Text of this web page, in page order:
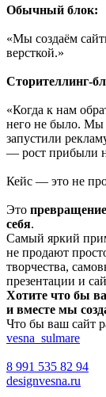
Обычный блок:
«Мы создаём
версткой.»
Сторителлинг-
«Когда к нам
него не было. Мы
запустили
— рост прибыли
Кейс — это не
Это
себя.
Самый яркий
не продают
творчества,
презентации и
Хотите что бы
и вместе мы
Что бы ваш сайт
vesna_sulmare
8 991 535 82 94
designvesna.ru